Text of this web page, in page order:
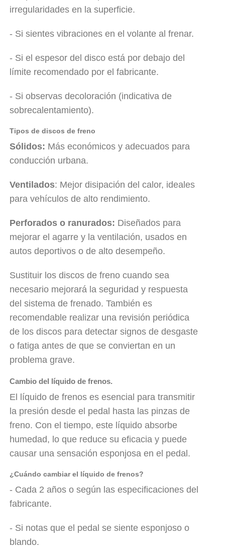
irregularidades en la superficie.
- Si sientes vibraciones en el volante al frenar.
- Si el espesor del disco está por debajo del
límite recomendado por el fabricante.
- Si observas decoloración (indicativa de
sobrecalentamiento).
Tipos de discos de freno
Sólidos: Más económicos y adecuados para
conducción urbana.
Ventilados: Mejor disipación del calor, ideales
para vehículos de alto rendimiento.
Perforados o ranurados: Diseñados para
mejorar el agarre y la ventilación, usados en
autos deportivos o de alto desempeño.
Sustituir los discos de freno cuando sea
necesario mejorará la seguridad y respuesta
del sistema de frenado. También es
recomendable realizar una revisión periódica
de los discos para detectar signos de desgaste
o fatiga antes de que se conviertan en un
problema grave.
Cambio del líquido de frenos.
El líquido de frenos es esencial para transmitir
la presión desde el pedal hasta las pinzas de
freno. Con el tiempo, este líquido absorbe
humedad, lo que reduce su eficacia y puede
causar una sensación esponjosa en el pedal.
¿Cuándo cambiar el líquido de frenos?
- Cada 2 años o según las especificaciones del
fabricante.
- Si notas que el pedal se siente esponjoso o
blando.